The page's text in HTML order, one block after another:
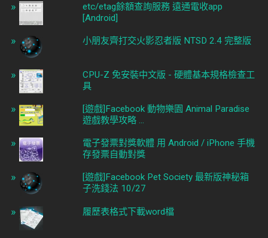
etc/etag餘額查詢服務 遠通電收app
[Android]
小朋友齊打交火影忍者版 NTSD 2.4 完整版
CPU-Z 免安裝中文版 - 硬體基本規格檢查工
具
[遊戲]Facebook 動物樂園 Animal Paradise
遊戲教學攻略 ...
電子發票對獎軟體 用 Android / iPhone 手機
存發票自動對獎
[遊戲]Facebook Pet Society 最新版神秘箱
子洗錢法 10/27
履歷表格式下載word檔